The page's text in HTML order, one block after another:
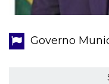
Governo